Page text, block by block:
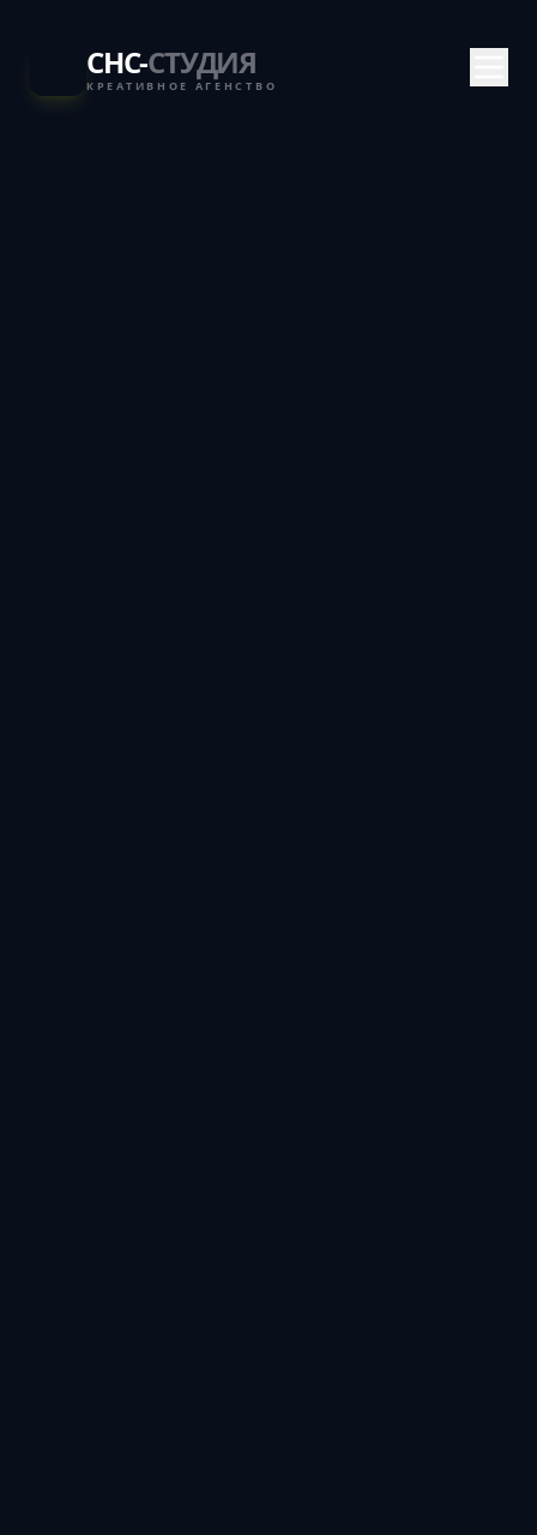
СНС-СТУДИЯ
КРЕАТИВНОЕ АГЕНСТВО